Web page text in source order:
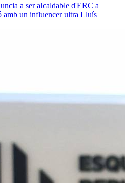
a ser alcaldable d'ERC a
amb un influencer ultra Lluís